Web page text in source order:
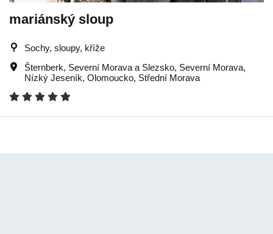
mariánský sloup
Sochy, sloupy, kříže
Šternberk, Severní Morava a Slezsko, Severní Morava,
Nízký Jeseník, Olomoucko, Střední Morava